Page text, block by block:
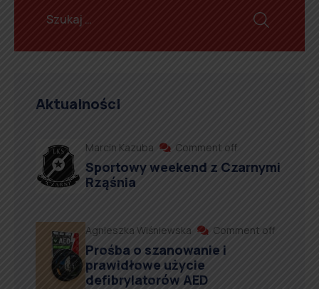
Aktualności
Marcin Kazuba Comment off
Sportowy weekend z Czarnymi
Rząśnia
Agnieszka Wiśniewska Comment off
Prośba o szanowanie i
prawidłowe użycie
defibrylatorów AED